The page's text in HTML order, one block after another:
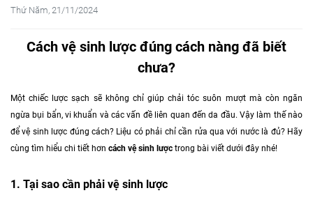
Thứ Năm, 21/11/2024
Cách vệ sinh lược đúng cách nàng đã biết
chưa?
Một chiếc lược sạch sẽ không chỉ giúp chải tóc suôn mượt mà còn ngăn
ngừa bụi bẩn, vi khuẩn và các vấn đề liên quan đến da đầu. Vậy làm thế nào
để vệ sinh lược đúng cách? Liệu có phải chỉ cần rửa qua với nước là đủ? Hãy
cùng tìm hiểu chi tiết hơn cách vệ sinh lược trong bài viết dưới đây nhé!
1. Tại sao cần phải vệ sinh lược